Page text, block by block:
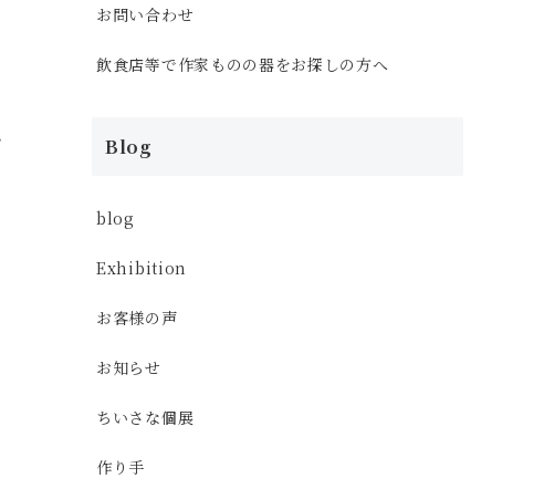
お問い合わせ
飲食店等で作家ものの器をお探しの方へ
Blog
blog
Exhibition
お客様の声
お知らせ
ちいさな個展
作り手